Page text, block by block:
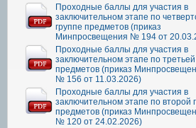
Проходные баллы для участия в
заключительном этапе по
группе предметов (приказ
Минпросвещения № 194 от
Проходные баллы для участия в
заключительном этапе по третьей
предметов (приказ
№ 156 от 11.03.2026)
Проходные баллы для участия в
заключительном этапе по второй
предметов (приказ
№ 120 от 24.02.2026)